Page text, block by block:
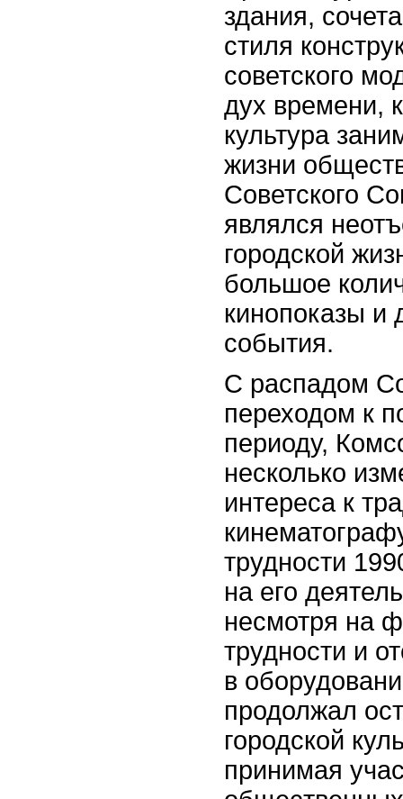
здания,
стиля
советского
дух времени,
культура
жизни
Советского
являлся
городской
большое
кинопоказы и
события.
С распадом
переходом к
периоду,
несколько
интереса к
трудности
на его
несмотря на
трудности и
в
продолжал
городской
принимая